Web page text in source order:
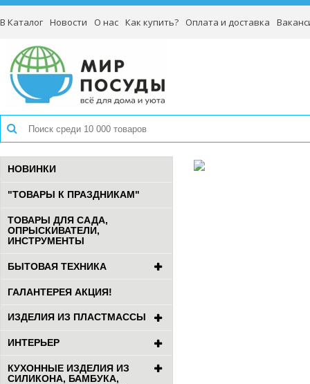
В Каталог Новости О нас Как купить? Оплата и доставка
НОВИНКИ
"ТОВАРЫ К ПРАЗДНИКАМ"
ТОВАРЫ ДЛЯ САДА,
ОПРЫСКИВАТЕЛИ,
ИНСТРУМЕНТЫ
БЫТОВАЯ ТЕХНИКА
ГАЛАНТЕРЕЯ АКЦИЯ!
ИЗДЕЛИЯ ИЗ ПЛАСТМАССЫ
ИНТЕРЬЕР
КУХОННЫЕ ИЗДЕЛИЯ ИЗ
СИЛИКОНА, БАМБУКА,